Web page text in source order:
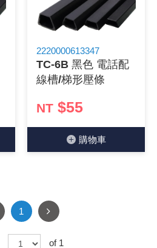
2220000613347
TC-6B 黑色 電話配
線槽/梯形壓條
NT $55
購物⾞
1
of 1